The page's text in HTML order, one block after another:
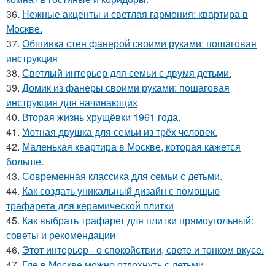
36. Нежные акценты и светлая гармония: квартира в
Москве.
37. Обшивка стен фанерой своими руками: пошаговая
инструкция
38. Светлый интерьер для семьи с двумя детьми.
39. Домик из фанеры своими руками: пошаговая
инструкция для начинающих
40. Вторая жизнь хрущёвки 1961 года.
41. Уютная двушка для семьи из трёх человек.
42. Маленькая квартира в Москве, которая кажется
больше.
43. Современная классика для семьи с детьми.
44. Как создать уникальный дизайн с помощью
трафарета для керамической плитки
45. Как выбрать трафарет для плитки прямоугольный:
советы и рекомендации
46. Этот интерьер - о спокойствии, свете и тонком вкусе.